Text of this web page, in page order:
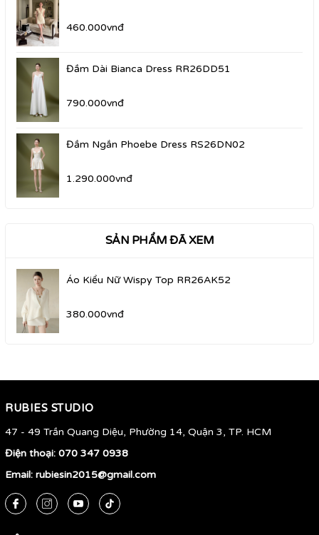
460.000vnđ
Đầm Dài Bianca Dress RR26DD51
790.000vnđ
Đầm Ngắn Phoebe Dress RS26DN02
1.290.000vnđ
SẢN PHẨM ĐÃ XEM
Áo Kiểu Nữ Wispy Top RR26AK52
380.000vnđ
RUBIES STUDIO
47 - 49 Trần Quang Diệu, Phường 14, Quận 3, TP. HCM
Điện thoại: 070 347 0938
Email: rubiesin2015@gmail.com